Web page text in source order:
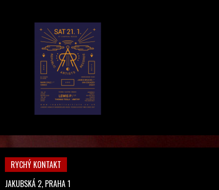
RYCHÝ KONTAKT
JAKUBSKÁ 2, PRAHA 1